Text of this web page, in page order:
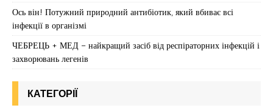
Ось він! Потужний природний антибіотик, який вбиває всі
інфекції в організмі
ЧЕБРЕЦЬ + МЕД – найкращий засіб від респіраторних інфекцій і
захворювань легенів
КАТЕГОРІЇ